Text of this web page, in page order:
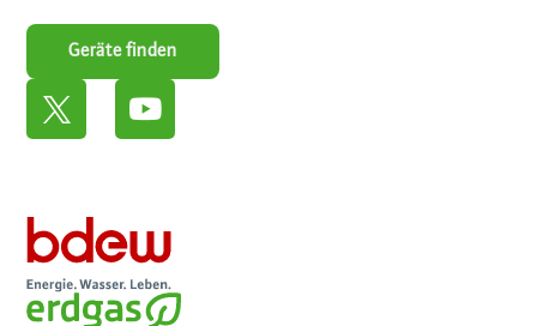
Geräte finden